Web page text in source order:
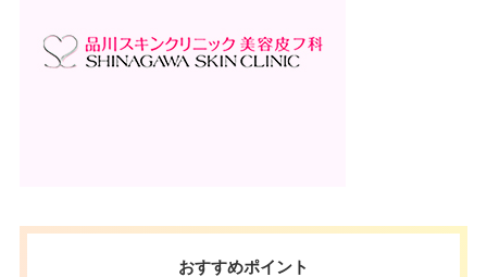
おすすめポイント